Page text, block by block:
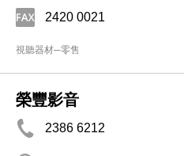
2420 0021
視聽器材─零售
榮豐影音
2386 6212